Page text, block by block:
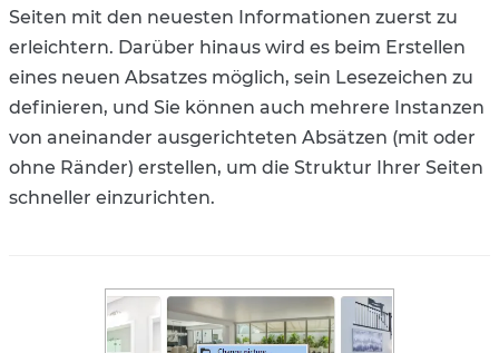
Seiten mit den neuesten Informationen zuerst zu
erleichtern. Darüber hinaus wird es beim Erstellen
eines neuen Absatzes möglich, sein Lesezeichen zu
definieren, und Sie können auch mehrere Instanzen
von aneinander ausgerichteten Absätzen (mit oder
ohne Ränder) erstellen, um die Struktur Ihrer Seiten
schneller einzurichten.